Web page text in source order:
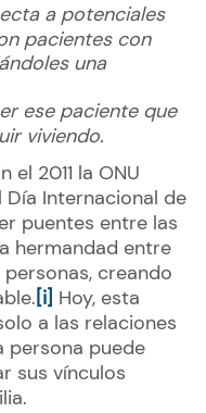
a potenciales
pacientes con
una
ese paciente que
viviendo.
el 2011 la ONU
Internacional de
puentes entre las
hermandad entre
creando
[i] Hoy, esta
a las relaciones
persona puede
sus vínculos